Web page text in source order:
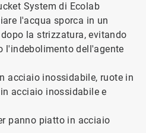
System di Ecolab
l'acqua sporca in un
la strizzatura, evitando
l'indebolimento dell'agente
acciaio inossidabile, ruote in
acciaio inossidabile e
panno piatto in acciaio